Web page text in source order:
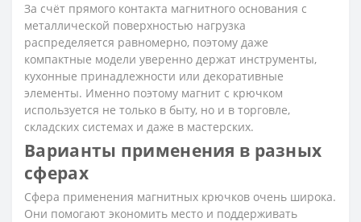
За счёт прямого контакта магнитного основания с
металлической поверхностью нагрузка
распределяется равномерно, поэтому даже
компактные модели уверенно держат инструменты,
кухонные принадлежности или декоративные
элементы. Именно поэтому магнит с крючком
используется не только в быту, но и в торговле,
складских системах и даже в мастерских.
Варианты применения в разных
сферах
Сфера применения магнитных крючков очень широка.
Они помогают экономить место и поддерживать